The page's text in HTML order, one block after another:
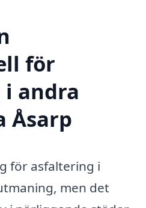
för
andra
Åsarp
för asfaltering i
men det